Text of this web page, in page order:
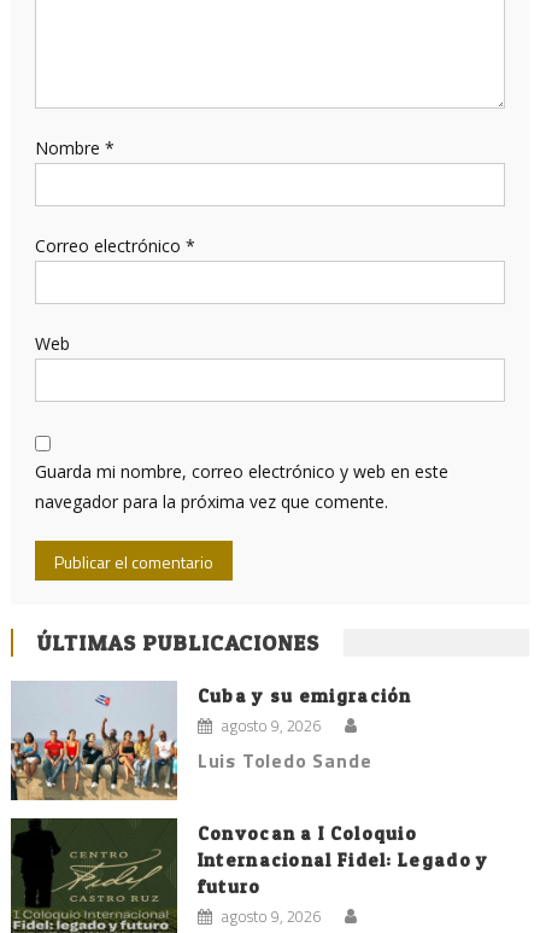
Nombre *
Correo electrónico *
Web
Guarda mi nombre, correo electrónico y web en este
navegador para la próxima vez que comente.
ÚLTIMAS PUBLICACIONES
Cuba y su emigración
agosto 9, 2026
Luis Toledo Sande
Convocan a I Coloquio
Internacional Fidel: Legado y
futuro
agosto 9, 2026